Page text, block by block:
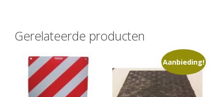
Gerelateerde producten
Aanbieding!